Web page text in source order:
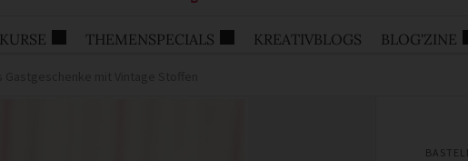
KURSE THEMENSPECIALS KREATIVBLOGS BLOG'ZINE